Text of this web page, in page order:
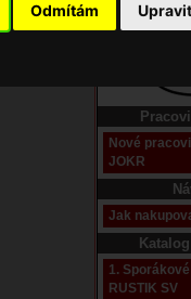
Odmítám
Domů
Nové
JOKR
Jak
1.
RUSTIK SV